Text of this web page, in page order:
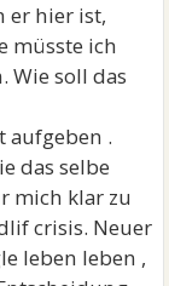
er hier ist,
müsste ich
Wie soll das
aufgeben .
das selbe
mich klar zu
crisis. Neuer
leben leben ,